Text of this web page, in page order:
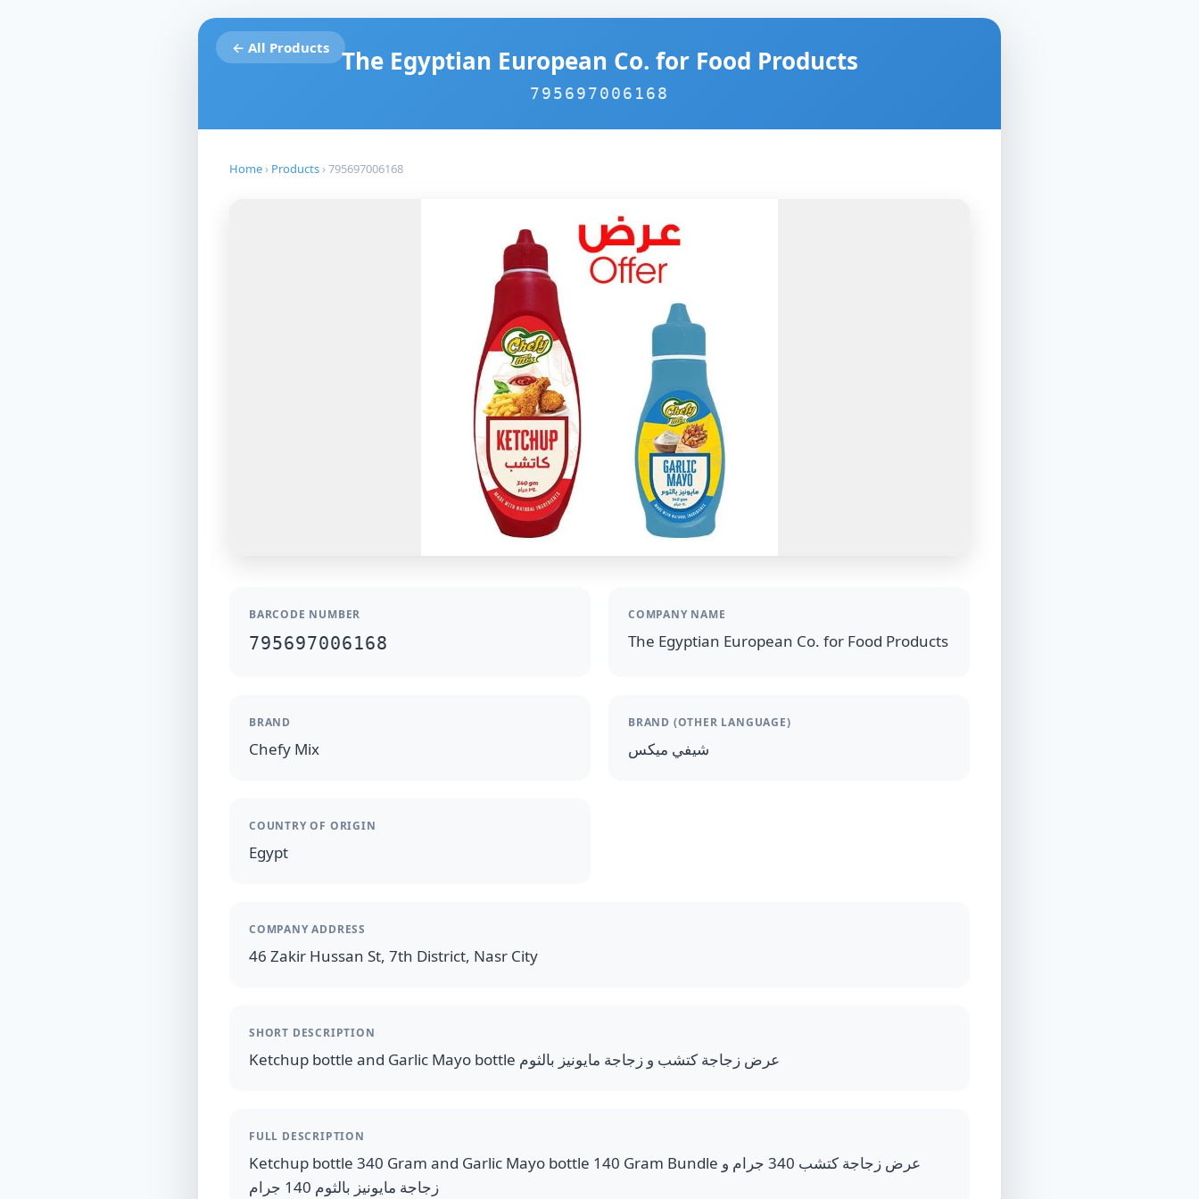
← All Products The Egyptian European Co. for Food Products
795697006168
Home › Products ›795697006168
BARCODE NUMBER
795697006168
COMPANY NAME
The Egyptian European Co. for Food Products
BRAND
Chefy Mix
BRAND (OTHER LANGUAGE)
شيفي ميكس
COUNTRY OF ORIGIN
Egypt
COMPANY ADDRESS
46 Zakir Hussan St, 7th District, Nasr City
SHORT DESCRIPTION
Ketchup bottle and Garlic Mayo bottle عرض زجاجة كتشب و زجاجة مايونيز بالثوم
FULL DESCRIPTION
Ketchup bottle 340 Gram and Garlic Mayo bottle 140 Gram Bundle عرض زجاجة كتشب 340 جرام و
زجاجة مايونيز بالثوم 140 جرام